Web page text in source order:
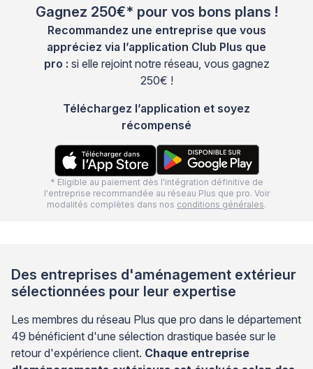
Gagnez 250€* pour vos bons plans !
Recommandez une entreprise que vous
appréciez via l’application Club Plus que
pro : si elle rejoint notre réseau, vous gagnez
250€ !
Téléchargez l’application et soyez
récompensé
* Eligible au paiement dès l'intégration définitive de
l'entreprise recommandée au réseau Plus que pro. Voir
modalités complètes dans nos conditions générales.
Des entreprises d'aménagement extérieur
sélectionnées pour leur expertise
Les membres du réseau Plus que pro dans le département
49 bénéficient d'une sélection drastique basée sur le
retour d'expérience client. Chaque entreprise